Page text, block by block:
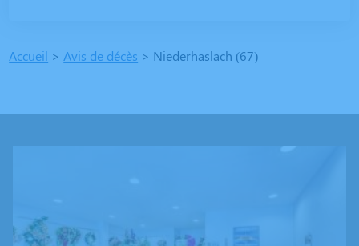
Accueil > Avis de décès > Niederhaslach (67)